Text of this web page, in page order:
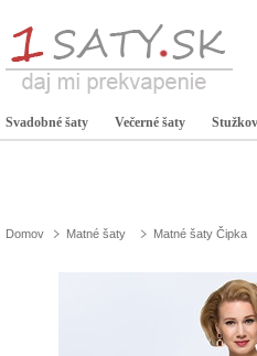
Svadobné šaty Večerné šaty
Domov Matné šaty Matné šaty Čipka